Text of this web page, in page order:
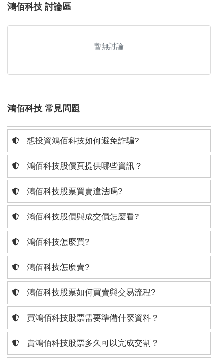
鴻佰科技 討論區
暫無討論
鴻佰科技 常見問題
想投資鴻佰科技如何避免詐騙?
鴻佰科技股價頁提供哪些資訊？
鴻佰科技股票買賣違法嗎?
鴻佰科技股價與成交價怎麼看?
鴻佰科技怎麼買?
鴻佰科技怎麼賣?
鴻佰科技股票如何買賣與交易流程?
買鴻佰科技股票需要準備什麼資料？
賣鴻佰科技股票多久可以完成交割？